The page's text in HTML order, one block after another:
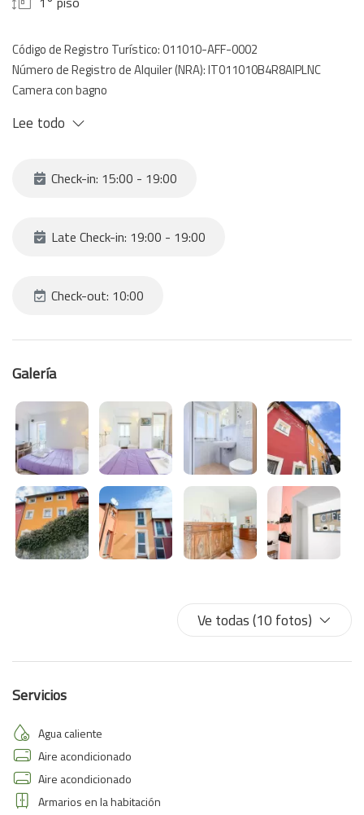
Código de Registro Turístico: 011010-AFF-0002
Número de Registro de Alquiler (NRA): IT011010B4R8AIPLNC
Camera con bagno
Lee todo
Check-in: 15:00 - 19:00
Late Check-in: 19:00 - 19:00
Check-out: 10:00
Galería
Ve todas (10 fotos)
Servicios
Agua caliente
Aire acondicionado
Aire acondicionado
Armarios en la habitación